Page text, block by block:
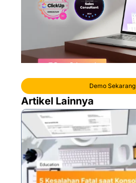
Demo Sekarang
Artikel Lainnya